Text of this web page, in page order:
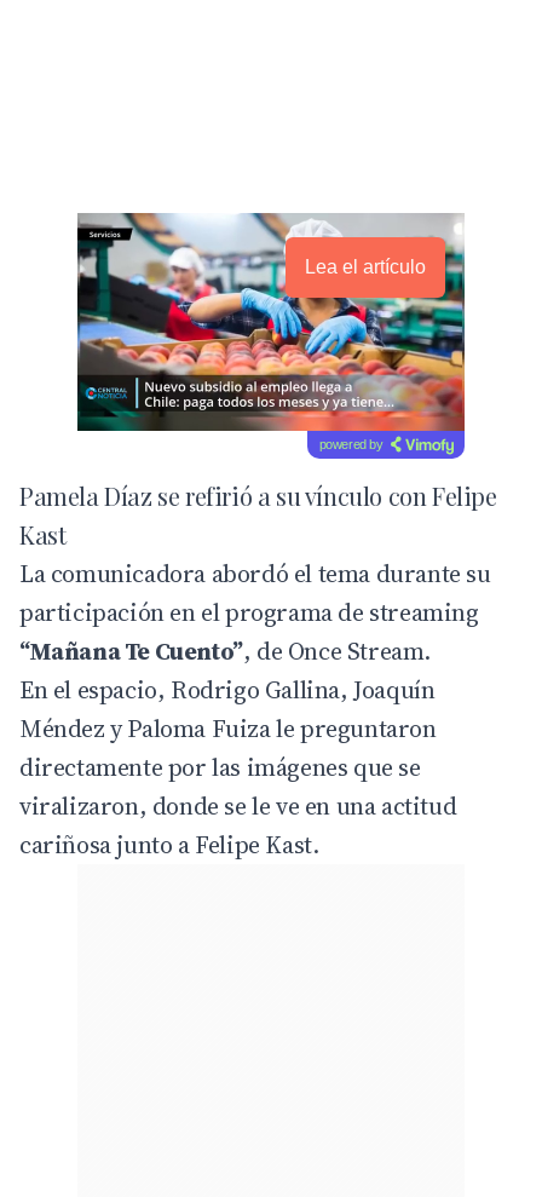
Lea el artículo
powered by
Pamela Díaz se refirió a su vínculo con Felipe
Kast
La comunicadora abordó el tema durante su
participación en el programa de streaming
“Mañana Te Cuento”, de Once Stream.
En el espacio, Rodrigo Gallina, Joaquín
Méndez y Paloma Fuiza le preguntaron
directamente por las imágenes que se
viralizaron, donde se le ve en una actitud
cariñosa junto a Felipe Kast.